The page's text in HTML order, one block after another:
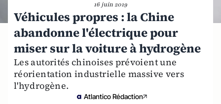
16 juin 2019
Véhicules propres : la Chine
abandonne l'électrique pour
miser sur la voiture à hydrogène
Les autorités chinoises prévoient une
réorientation industrielle massive vers
l'hydrogène.
Atlantico Rédaction